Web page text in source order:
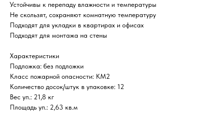
Устойчивы к перепаду влажности и температуры
Не скользят, сохраняют комнатную температуру
Подходят для укладки в квартирах и офисах
Подходят для монтажа на стены
Характеристики
Подложка: без подложки
Класс пожарной опасности: КМ2
Количество досок/штук в упаковке: 12
Вес уп.: 21,8 кг
Площадь уп.: 2,63 кв.м